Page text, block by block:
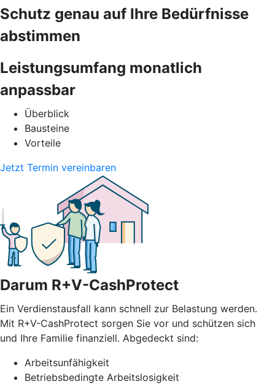
Schutz genau auf Ihre Bedürfnisse
abstimmen
Leistungsumfang monatlich
anpassbar
Überblick
Bausteine
Vorteile
Jetzt Termin vereinbaren
Darum R+V-CashProtect
Ein Verdienstausfall kann schnell zur Belastung werden.
Mit R+V-CashProtect sorgen Sie vor und schützen sich
und Ihre Familie finanziell. Abgedeckt sind:
Arbeitsunfähigkeit
Betriebsbedingte Arbeitslosigkeit